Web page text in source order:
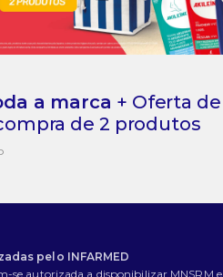
a marca + Oferta de
de 2 produtos
pelo INFARMED
se autorizada a disponibilizar MNSRM e